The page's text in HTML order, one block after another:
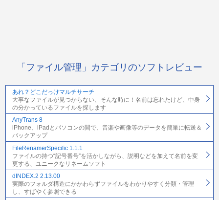
「ファイル管理」カテゴリのソフトレビュー
あれ？どこだっけマルチサーチ
大事なファイルが見つからない、そんな時に！名前は忘れたけど、中身
の分かっているファイルを探します
AnyTrans 8
iPhone、iPadとパソコンの間で、音楽や画像等のデータを簡単に転送＆
バックアップ
FileRenamerSpecific 1.1.1
ファイルの持つ“記号番号”を活かしながら、説明などを加えて名前を変
更する、ユニークなリネームソフト
dINDEX.2 2.13.00
実際のフォルダ構造にかかわらずファイルをわかりやすく分類・管理
し、すばやく参照できる